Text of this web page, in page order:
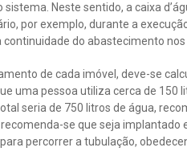
Neste sentido, a caixa
por exemplo, durante a
do abastecimento nos
de cada imóvel, deve-se
uma pessoa utiliza cerca de 150
seria de 750 litros de água,
se que seja implantado
percorrer a tubulação,